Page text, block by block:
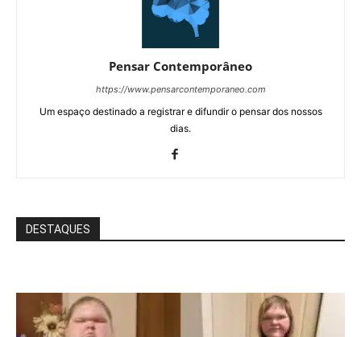
Pensar Contemporâneo
https://www.pensarcontemporaneo.com
Um espaço destinado a registrar e difundir o pensar dos nossos
dias.
DESTAQUES